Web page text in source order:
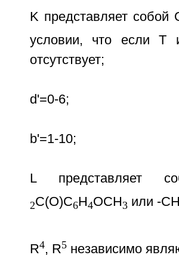
K представляет собой
условии, что если Т
отсутствует;
d'=0-6;
b'=1-10;
L представляет
2С(O)С6Н4OСН3 или -СН
R4, R5независимо